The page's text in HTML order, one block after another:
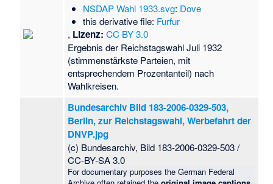
NSDAP Wahl 1933.svg: Dove
this derivative file: Furfur
, Lizenz: CC BY 3.0
Ergebnis der Reichstagswahl Juli 1932
(stimmenstärkste Parteien, mit
entsprechendem Prozentanteil) nach
Wahlkreisen.
Bundesarchiv Bild 183-2006-0329-503,
Berlin, zur Reichstagswahl, Werbefahrt der
DNVP.jpg
(c) Bundesarchiv, Bild 183-2006-0329-503 /
CC-BY-SA 3.0
For documentary purposes the German Federal